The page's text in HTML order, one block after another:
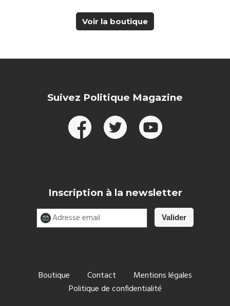
Voir la boutique
Suivez Politique Magazine
Inscription à la newsletter
Boutique Contact
Mentions légales
Politique de confidentialité